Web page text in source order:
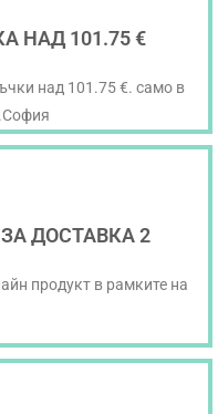
НАД 101.75 €
над 101.75 €. само в
ДОСТАВКА 2
продукт в рамките на